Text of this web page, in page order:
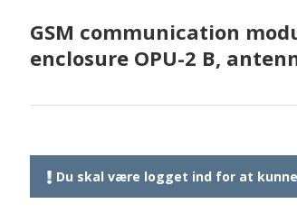
GSM communication
enclosure OPU-2 B,
Du skal være logget ind for at